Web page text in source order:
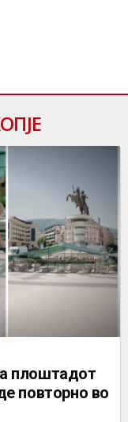
плоштадот
повторно во